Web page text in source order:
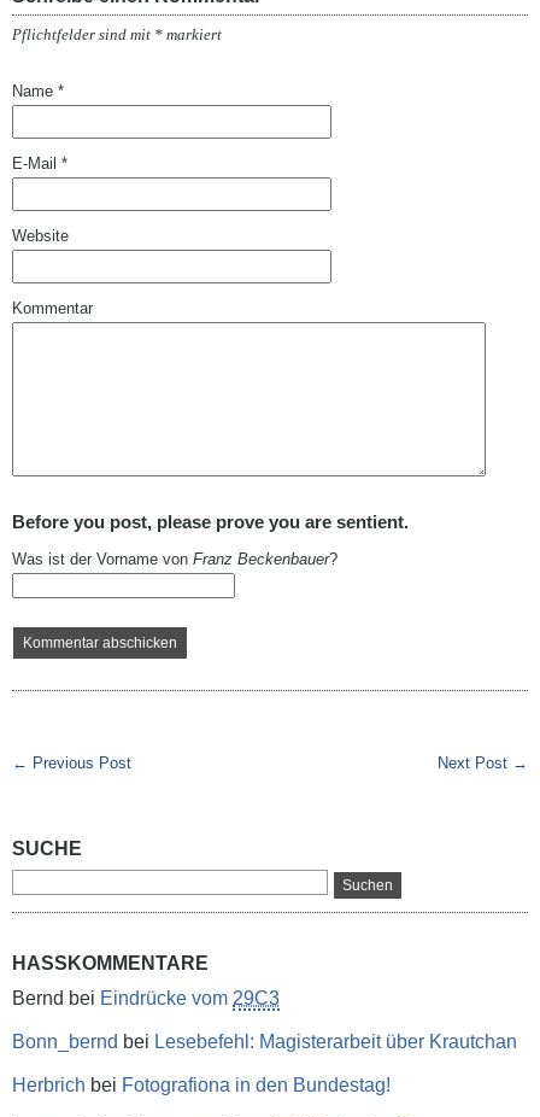
Pflichtfelder sind mit * markiert
Name *
E-Mail *
Website
Kommentar
Before you post, please prove you are sentient.
Was ist der Vorname von Franz Beckenbauer?
← Previous Post Next Post →
SUCHE
HASSKOMMENTARE
Bernd bei Eindrücke vom 29C3
Bonn_bernd bei Lesebefehl: Magisterarbeit über Krautchan
Herbrich bei Fotografiona in den Bundestag!